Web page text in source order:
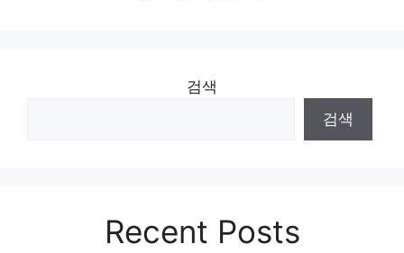
검색
검색
Recent Posts